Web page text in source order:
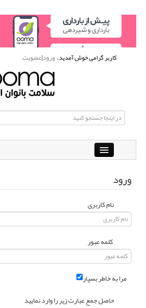
کاربر گرامی خوش آمدید.ورود|عضویت
دانشنامه سلامت بانوان
انجمن متخصصین زنان و اوما انتخاب
فهرست مواد غذایی
تماس با ما
ورود
نام کاربری
کلمه عبور
مرا به خاطر بسپار
حاصل جمع عبارت زیر را وارد نمایید